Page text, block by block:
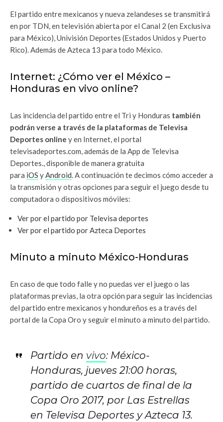
El partido entre mexicanos y nueva zelandeses se transmitirá
en por TDN, en televisión abierta por el Canal 2 (en Exclusiva
para México), Univisión Deportes (Estados Unidos y Puerto
Rico). Además de Azteca 13 para todo México.
Internet: ¿Cómo ver el México –
Honduras en vivo online?
Las incidencia del partido entre el Tri y Honduras también
podrán verse a través de la plataformas de Televisa
Deportes online y en Internet, el portal
televisadeportes.com, además de la App de Televisa
Deportes., disponible de manera gratuita
para iOS yAndroid. A continuación te decimos cómo acceder a
la transmisión y otras opciones para seguir el juego desde tu
computadora o dispositivos móviles:
Ver por el partido por Televisa deportes
Ver por el partido por Azteca Deportes
Minuto a minuto México-Honduras
En caso de que todo falle y no puedas ver el juego o las
plataformas previas, la otra opción para seguir las incidencias
del partido entre mexicanos y hondureños es a través del
portal de la Copa Oro y seguir el minuto a minuto del partido.
Partido en vivo: México-
Honduras, jueves 21:00 horas,
partido de cuartos de final de la
Copa Oro 2017, por Las Estrellas
en Televisa Deportes y Azteca 13.